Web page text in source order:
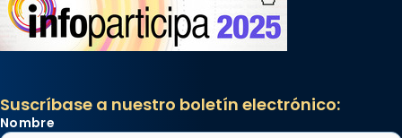
Suscríbase a nuestro boletín electrónico:
Nombre